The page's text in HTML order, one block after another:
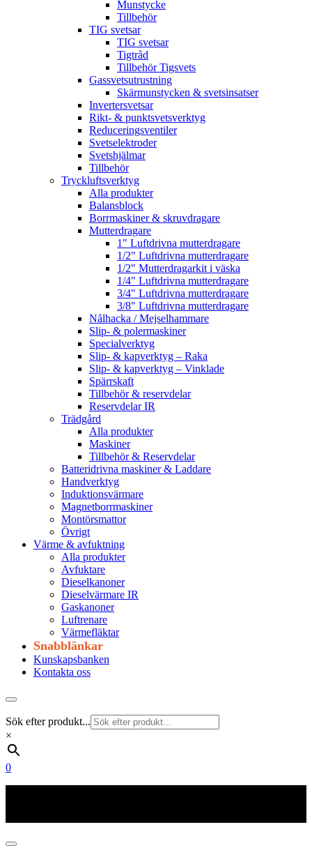
Munstycke
Tillbehör
TIG svetsar
TIG svetsar
Tigtråd
Tillbehör Tigsvets
Gassvetsutrustning
Skärmunstycken & svetsinsatser
Invertersvetsar
Rikt- & punktsvetsverktyg
Reduceringsventiler
Svetselektroder
Svetshjälmar
Tillbehör
Tryckluftsverktyg
Alla produkter
Balansblock
Borrmaskiner & skruvdragare
Mutterdragare
1" Luftdrivna mutterdragare
1/2" Luftdrivna mutterdragare
1/2" Mutterdragarkit i väska
1/4" Luftdrivna mutterdragare
3/4" Luftdrivna mutterdragare
3/8" Luftdrivna mutterdragare
Nålhacka / Mejselhammare
Slip- & polermaskiner
Specialverktyg
Slip- & kapverktyg – Raka
Slip- & kapverktyg – Vinklade
Spärrskaft
Tillbehör & reservdelar
Reservdelar IR
Trädgård
Alla produkter
Maskiner
Tillbehör & Reservdelar
Batteridrivna maskiner & Laddare
Handverktyg
Induktionsvärmare
Magnetborrmaskiner
Montörsmattor
Övrigt
Värme & avfuktning
Alla produkter
Avfuktare
Dieselkanoner
Dieselvärmare IR
Gaskanoner
Luftrenare
Värmefläktar
Snabblänkar
Kunskapsbanken
Kontakta oss
Sök efter produkt...
×
0